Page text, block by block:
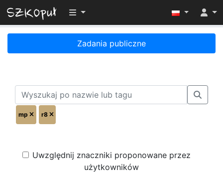
Przełącz widoczność menu
Zadania publiczne
mp r8
Uwzględnij znaczniki proponowane przez
użytkowników